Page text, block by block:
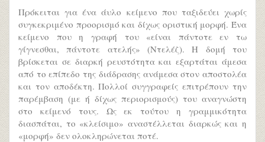
Πρόκειται για ένα άυλο κείμενο που ταξιδεύει χωρίς
συγκεκριμένο προορισμό και δίχως οριστική μορφή. Ένα
κείμενο που η γραφή του «είναι πάντοτε εν τω
γίγνεσθαι, πάντοτε ατελής» (Ντελέζ). Η δομή του
βρίσκεται σε διαρκή ρευστότητα και εξαρτάται άμεσα
από το επίπεδο της διάδρασης ανάμεσα στον αποστολέα
και τον αποδέκτη. Πολλοί συγγραφείς επιτρέπουν την
παρέμβαση (με ή δίχως περιορισμούς) του αναγνώστη
στο κείμενό τους. Ως εκ τούτου η γραμμικότητα
διασπάται, το «κλείσιμο» αναστέλλεται διαρκώς και η
«μορφή» δεν ολοκληρώνεται ποτέ.